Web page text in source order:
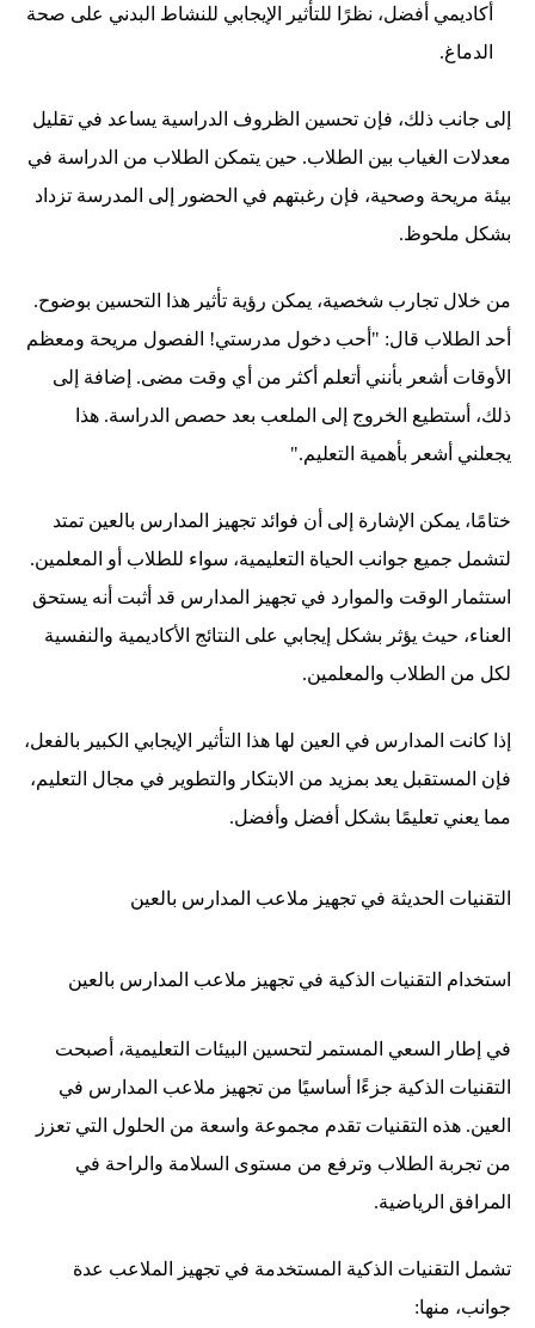
أكاديمي أفضل، نظرًا للتأثير الإيجابي للنشاط البدني على صحة
الدماغ.
إلى جانب ذلك، فإن تحسين الظروف الدراسية يساعد في تقليل
معدلات الغياب بين الطلاب. حين يتمكن الطلاب من الدراسة في
بيئة مريحة وصحية، فإن رغبتهم في الحضور إلى المدرسة تزداد
بشكل ملحوظ.
من خلال تجارب شخصية، يمكن رؤية تأثير هذا التحسين بوضوح.
أحد الطلاب قال: "أحب دخول مدرستي! الفصول مريحة ومعظم
الأوقات أشعر بأنني أتعلم أكثر من أي وقت مضى. إضافة إلى
ذلك، أستطيع الخروج إلى الملعب بعد حصص الدراسة. هذا
يجعلني أشعر بأهمية التعليم."
ختامًا، يمكن الإشارة إلى أن فوائد تجهيز المدارس بالعين تمتد
لتشمل جميع جوانب الحياة التعليمية، سواء للطلاب أو المعلمين.
استثمار الوقت والموارد في تجهيز المدارس قد أثبت أنه يستحق
العناء، حيث يؤثر بشكل إيجابي على النتائج الأكاديمية والنفسية
لكل من الطلاب والمعلمين.
إذا كانت المدارس في العين لها هذا التأثير الإيجابي الكبير بالفعل،
فإن المستقبل يعد بمزيد من الابتكار والتطوير في مجال التعليم،
مما يعني تعليمًا بشكل أفضل وأفضل.
التقنيات الحديثة في تجهيز ملاعب المدارس بالعين
استخدام التقنيات الذكية في تجهيز ملاعب المدارس بالعين
في إطار السعي المستمر لتحسين البيئات التعليمية، أصبحت
التقنيات الذكية جزءًا أساسيًا من تجهيز ملاعب المدارس في
العين. هذه التقنيات تقدم مجموعة واسعة من الحلول التي تعزز
من تجربة الطلاب وترفع من مستوى السلامة والراحة في
المرافق الرياضية.
تشمل التقنيات الذكية المستخدمة في تجهيز الملاعب عدة
جوانب، منها: